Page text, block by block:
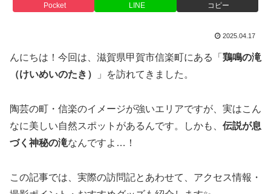
Pocket LINE コピー
2025.04.17
んにちは！今回は、滋賀県甲賀市信楽町にある「 鶏鳴の滝
（けいめいのたき）
」を訪れてきました。
陶芸の町・信楽のイメージが強いエリアですが、実はこん
なに美しい自然スポットがあるんです。しかも、 伝説が息
づく神秘の滝なんですよ…！
この記事では、実際の訪問記とあわせて、アクセス情報・